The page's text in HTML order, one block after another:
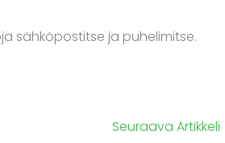
sähköpostitse ja puhelimitse.
Seuraava Artikkeli